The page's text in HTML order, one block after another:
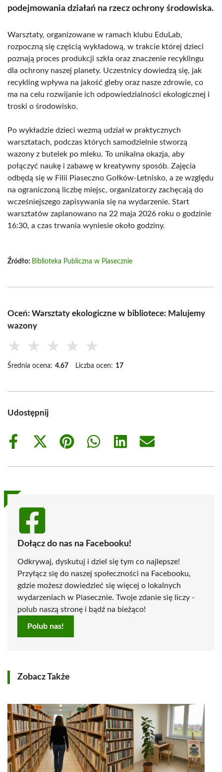
podejmowania działań na rzecz ochrony środowiska.
Warsztaty, organizowane w ramach klubu EduLab,
rozpoczną się częścią wykładową, w trakcie której dzieci
poznają proces produkcji szkła oraz znaczenie recyklingu
dla ochrony naszej planety. Uczestnicy dowiedzą się, jak
recykling wpływa na jakość gleby oraz nasze zdrowie, co
ma na celu rozwijanie ich odpowiedzialności ekologicznej i
troski o środowisko.
Po wykładzie dzieci wezmą udział w praktycznych
warsztatach, podczas których samodzielnie stworzą
wazony z butelek po mleku. To unikalna okazja, aby
połączyć naukę i zabawę w kreatywny sposób. Zajęcia
odbędą się w Filii Piaseczno Gołków-Letnisko, a ze względu
na ograniczoną liczbę miejsc, organizatorzy zachęcają do
wcześniejszego zapisywania się na wydarzenie. Start
warsztatów zaplanowano na 22 maja 2026 roku o godzinie
16:30, a czas trwania wyniesie około godziny.
Źródło: Biblioteka Publiczna w Piasecznie
Oceń: Warsztaty ekologiczne w bibliotece: Malujemy
wazony
★ ★ ★ ★ ★
Średnia ocena: 4.67 Liczba ocen: 17
Udostępnij
Share
Share
(Twitter)
Share
Share
Share
Share
Dołącz do nas na Facebooku!
Odkrywaj, dyskutuj i dziel się tym co najlepsze!
Przyłącz się do naszej społeczności na Facebooku,
gdzie możesz dowiedzieć się więcej o lokalnych
wydarzeniach w Piasecznie. Twoje zdanie się liczy -
polub naszą stronę i bądź na bieżąco!
Polub nas!
Zobacz Także